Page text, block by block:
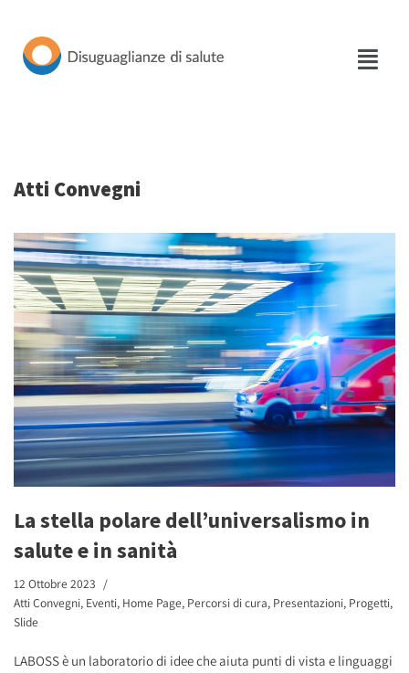
Vai
Atti Convegni
La stella polare dell’universalismo in
salute e in sanità
12 Ottobre 2023
Atti Convegni, Eventi, Home Page, Percorsi di cura, Presentazioni, Progetti,
Slide
LABOSS è un laboratorio di idee che aiuta punti di vista e linguaggi